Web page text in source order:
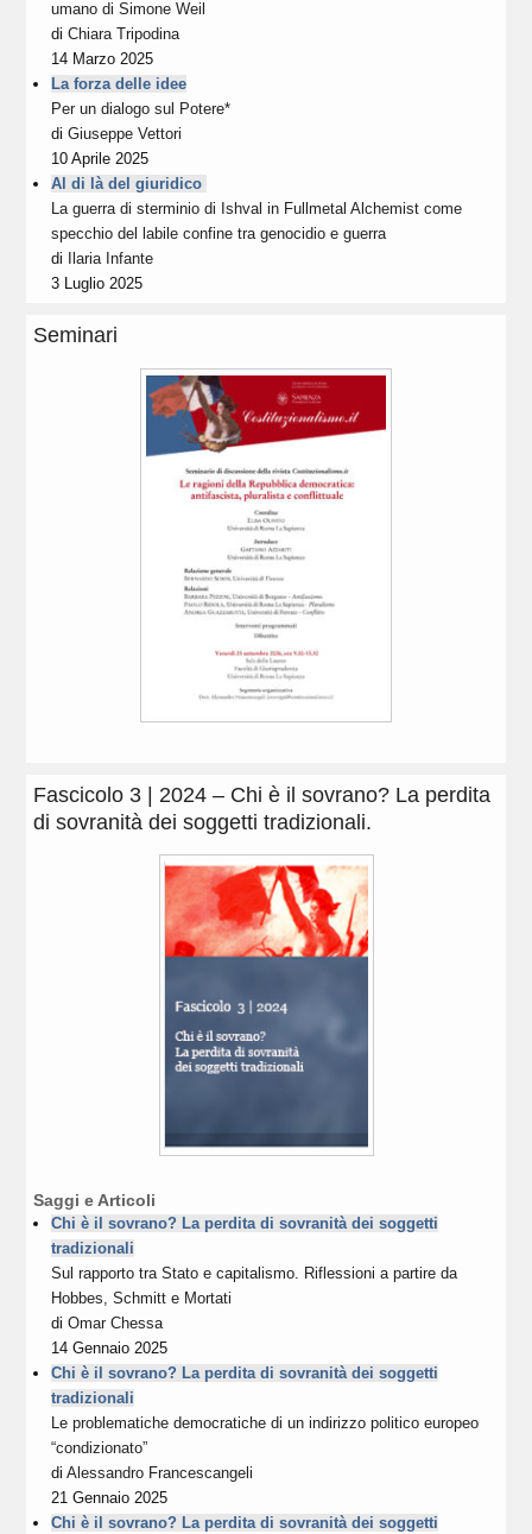
umano di Simone Weil
diChiara Tripodina
14 Marzo 2025
La forza delle idee
Per un dialogo sul Potere*
diGiuseppe Vettori
10 Aprile 2025
Al di là del giuridico
La guerra di sterminio di Ishval in Fullmetal Alchemist come
specchio del labile confine tra genocidio e guerra
di
Ilaria Infante
3 Luglio 2025
Seminari
Fascicolo 3 | 2024 – Chi è il sovrano? La perdita
di sovranità dei soggetti tradizionali.
Saggi e Articoli
Chi è il sovrano? La perdita di sovranità dei soggetti
tradizionali
Sul rapporto tra Stato e capitalismo. Riflessioni a partire da
Hobbes, Schmitt e Mortati
diOmar Chessa
14 Gennaio 2025
Chi è il sovrano? La perdita di sovranità dei soggetti
tradizionali
Le problematiche democratiche di un indirizzo politico europeo
“condizionato”
diAlessandro Francescangeli
21 Gennaio 2025
Chi è il sovrano? La perdita di sovranità dei soggetti